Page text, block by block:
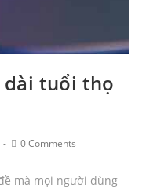
dài tuổi thọ
Post0 Comments
mà mọi người dùng